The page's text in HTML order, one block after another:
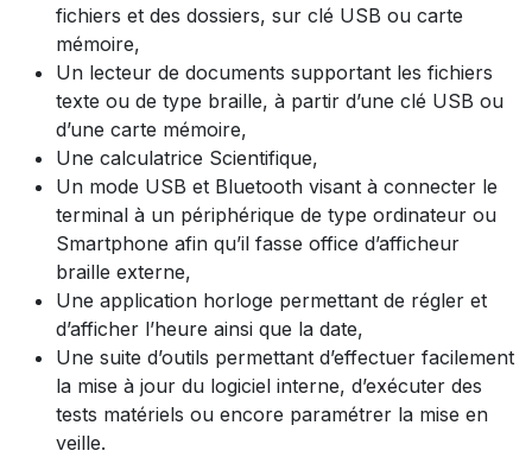
fichiers et des dossiers, sur clé USB ou carte
mémoire,
Un lecteur de documents supportant les fichiers
texte ou de type braille, à partir d’une clé USB ou
d’une carte mémoire,
Une calculatrice Scientifique,
Un mode USB et Bluetooth visant à connecter le
terminal à un périphérique de type ordinateur ou
Smartphone afin qu’il fasse office d’afficheur
braille externe,
Une application horloge permettant de régler et
d’afficher l’heure ainsi que la date,
Une suite d’outils permettant d’effectuer facilement
la mise à jour du logiciel interne, d’exécuter des
tests matériels ou encore paramétrer la mise en
veille.